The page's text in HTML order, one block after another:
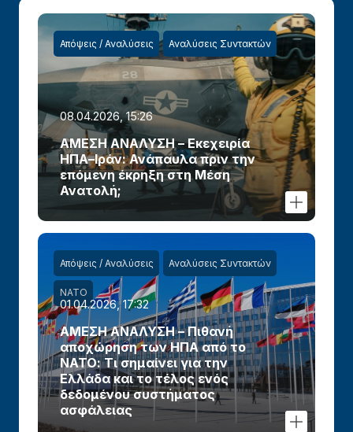
Απόψεις / Αναλύσεις Αναλύσεις Συντακτών
08.04.2026, 15:26
ΑΜΕΣΗ ΑΝΑΛΥΣΗ – Εκεχειρία
ΗΠΑ–Ιράν: Ανάπαυλα πριν την
επόμενη έκρηξη στη Μέση
Ανατολή;
Απόψεις / Αναλύσεις Αναλύσεις Συντακτών
ΝΑΤΟ
01.04.2026, 17:32
ΑΜΕΣΗ ΑΝΑΛΥΣΗ – Πιθανή
αποχώρηση των ΗΠΑ από το
ΝΑΤΟ: Τι σημαίνει για την
Ελλάδα και το τέλος ενός
δεδομένου συστήματος
ασφάλειας